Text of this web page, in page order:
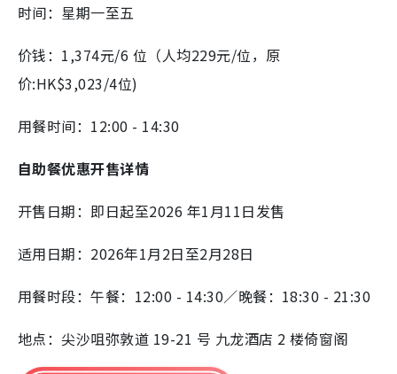
时间：星期一至五
价钱：1,374元/6 位（人均229元/位，原
价:HK$3,023/4位)
用餐时间：12:00 - 14:30
自助餐优惠开售详情
开售日期：即日起至2026 年1月11日发售
适用日期： 2026年1月2日至2月28日
用餐时段：午餐：12:00 - 14:30／晚餐：18:30 - 21:30
地点：尖沙咀弥敦道 19-21 号 九龙酒店 2 楼倚窗阁